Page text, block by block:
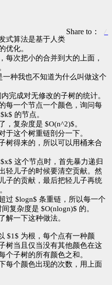
Share to：
式算法是基于人类
优化。
每次把小的合并到大的上面，
一种我也不知道为什么叫做这个
完成对无修改的子树的统计。
每一个节点一个颜色，询问每
的节点。
复杂度是 $O(n^2)$。
于这个树重链剖分一下。
树得来的，所以可以用桶来合
这个节点时，首先暴力递归
轻儿子的时候要清空贡献。然
子的贡献，最后把轻儿子再统
过 $logn$ 条重链，所以每一个
复杂度是 $O(nlogn)$ 的。
解一下这种做法。
$1$ 为根，每个点有一种颜
树当且仅当没有其他颜色在这
个子树的所有颜色之和。
每个颜色出现的次数，用上面